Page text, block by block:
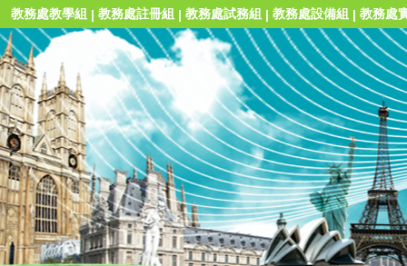
教務處教學組 | 教務處註冊組 | 教務處試務組 | 教務處設備組 | 教務處